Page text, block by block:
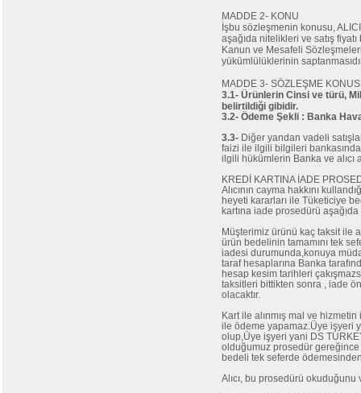
MADDE 2- KONU
İşbu sözleşmenin konusu,
aşağıda nitelikleri ve satış
Kanun ve Mesafeli
yükümlülüklerinin
MADDE 3- SÖZLEŞME
3.1- Ürünlerin Cinsi ve türü,
belirtildiği gibidir.
3.2- Ödeme Şekli : Banka
3.3- Diğer yandan vadeli
faizi ile ilgili bilgileri
ilgili hükümlerin Banka ve alıcı
KREDİ KARTINA İADE
Alıcının cayma hakkını
heyeti kararları ile Tüketiciye
kartına iade prosedürü
Müşterimiz ürünü kaç taksit ile
ürün bedelinin tamamını tek
iadesi durumunda,konuya
taraf hesaplarına Banka
hesap kesim tarihleri
taksitleri bittikten sonra , iade
olacaktır.
Kart ile alınmış mal ve
ile ödeme yapamaz.Üye işyeri
olup,Üye işyeri yani DS
olduğumuz prosedür gereğince
bedeli tek seferde
Alıcı, bu prosedürü